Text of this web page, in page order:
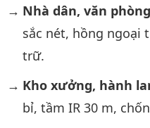
Nhà dân, văn
sắc nét, hồng ngoại
trữ.
Kho xưởng, hành
bỉ, tầm IR 30 m,